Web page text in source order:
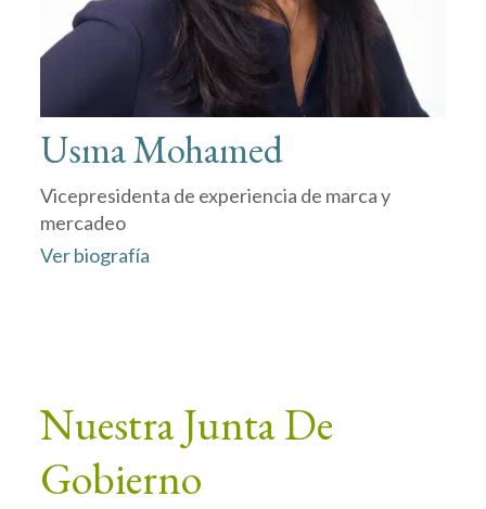
Usma Mohamed
Vicepresidenta de experiencia de marca y
mercadeo
Ver biografía
Nuestra Junta De
Gobierno